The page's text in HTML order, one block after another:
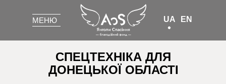
UA EN
МЕНЮ
СПЕЦТЕХНІКА ДЛЯ
ДОНЕЦЬКОЇ ОБЛАСТІ
МЕНЮ